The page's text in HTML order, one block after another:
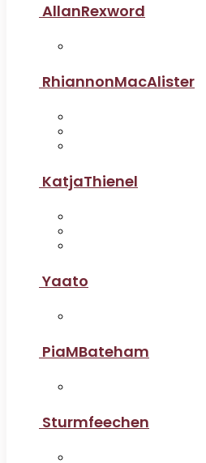
AllanRexword
RhiannonMacAlister
KatjaThienel
Yaato
PiaMBateham
Sturmfeechen